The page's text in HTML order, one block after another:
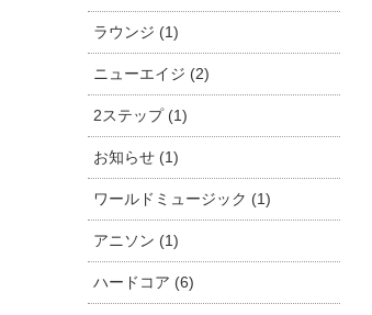
ラウンジ (1)
ニューエイジ (2)
2ステップ (1)
お知らせ (1)
ワールドミュージック (1)
アニソン (1)
ハードコア (6)